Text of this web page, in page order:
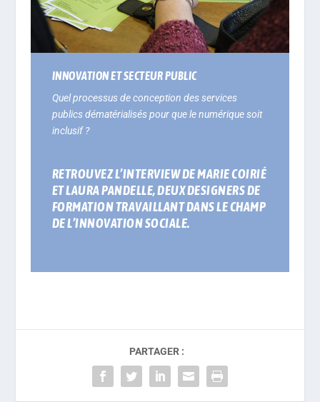
INNOVATION ET SECTEUR PUBLIC
Quel processus de conception des services
publics dématérialisés pour que le numérique soit
inclusif ?
RETROUVEZ L’INTERVIEW DE MARIE COIRIÉ
ET LAURA PANDELLE, DEUX DESIGNERS DE
FORMATION TRAVAILLANT DANS LE CHAMP
DE L’INNOVATION SOCIALE.
PARTAGER :